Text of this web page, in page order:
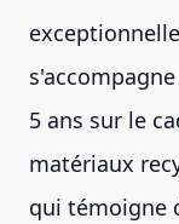
5 ans sur le
matériaux
qui témoigne